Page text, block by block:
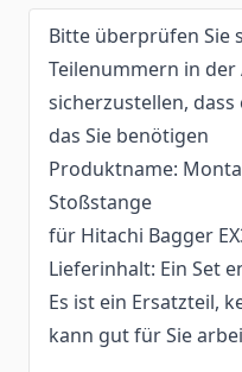
Bitte überprüfen Sie
Teilenummern in
sicherzustellen,
das Sie benötigen
Produktname:
Stoßstange
für Hitachi Bagger
Lieferinhalt: Ein Set
Es ist ein Ersatzteil,
kann gut für Sie